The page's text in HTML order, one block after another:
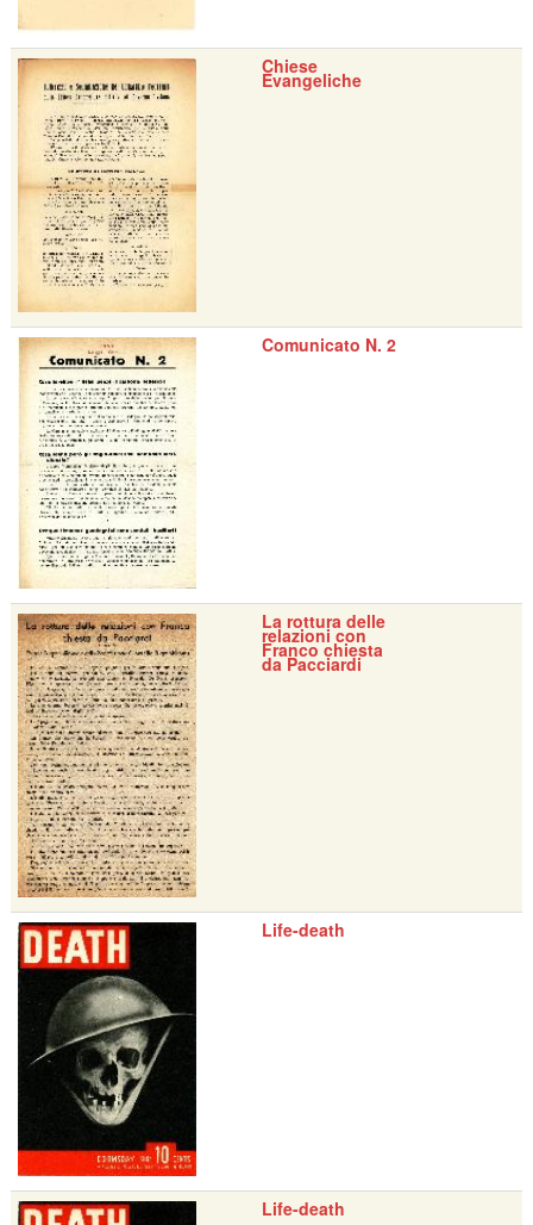
Chiese
Evangeliche
Comunicato N. 2
La rottura delle
relazioni con
Franco chiesta
da Pacciardi
Life-death
Life-death